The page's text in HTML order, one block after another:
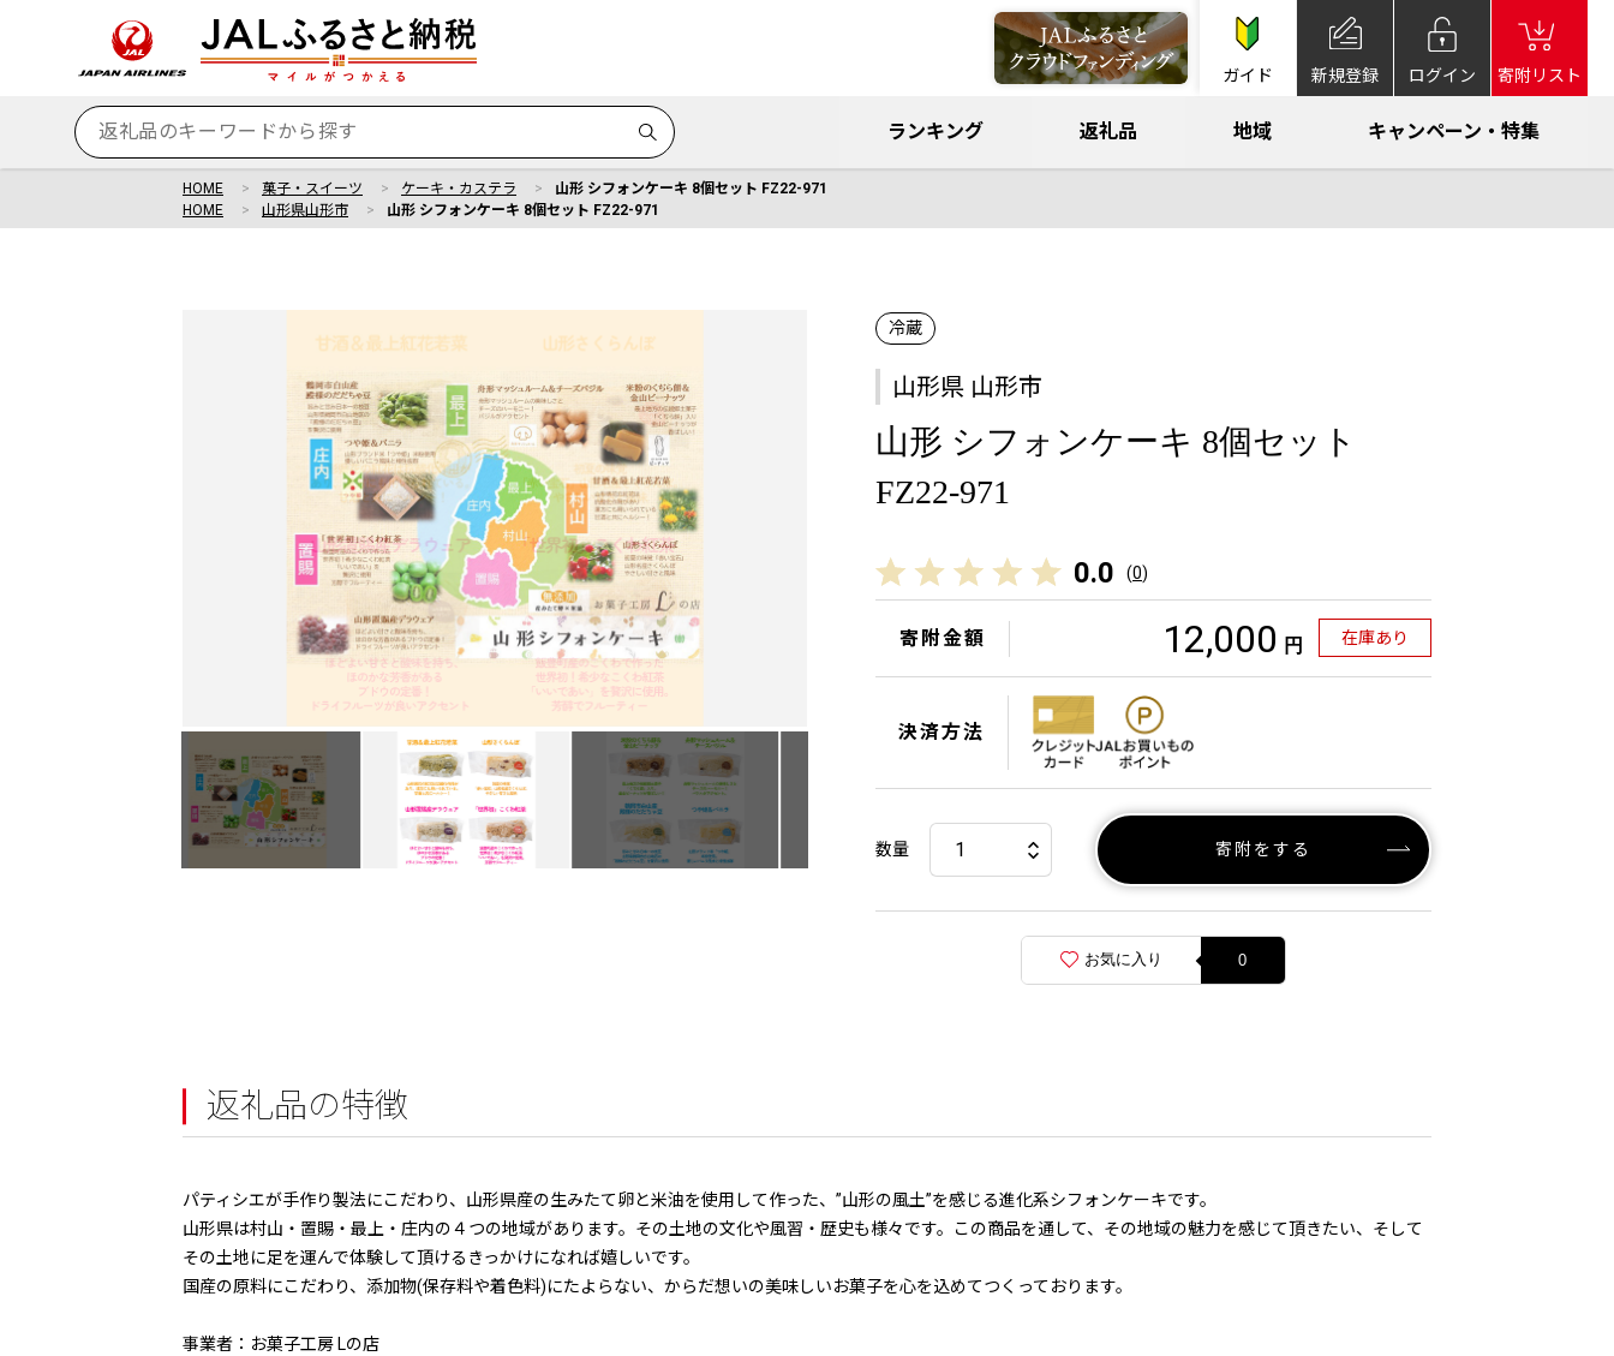
ガイド 新規登録 ログイン 寄附リスト
ランキング 返礼品 地域 キャンペーン・特集
HOME 菓子・スイーツ ケーキ・カステラ
山形 シフォンケーキ 8個セット FZ22-971
HOME
山形県山形市 山形 シフォンケーキ 8個セット FZ22-971
冷蔵
山形県 山形市
山形 シフォンケーキ 8個セット
FZ22-971
0.0 (0)
寄附金額 12,000 円 在庫あり
決済方法
数量 寄附をする
お気に入り 0
返礼品の特徴
パティシエが手作り製法にこだわり、山形県産の生みたて卵と米油を使用して作った、”山形の風土”を感じる進化系シフォンケーキです。
山形県は村山・置賜・最上・庄内の４つの地域があります。その土地の文化や風習・歴史も様々です。この商品を通して、その地域の魅力を感じて頂きたい、そして
その土地に足を運んで体験して頂けるきっかけになれば嬉しいです。
国産の原料にこだわり、添加物(保存料や着色料)にたよらない、からだ想いの美味しいお菓子を心を込めてつくっております。
事業者：お菓子工房 Lの店